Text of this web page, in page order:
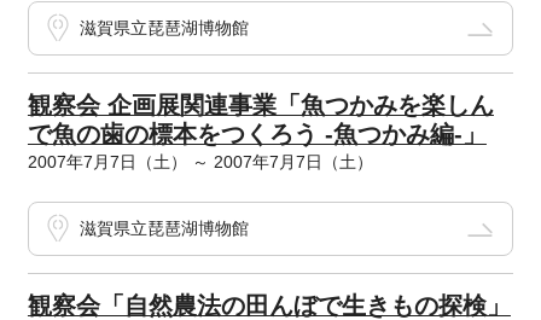
滋賀県立琵琶湖博物館
観察会 企画展関連事業「魚つかみを楽しん
で魚の歯の標本をつくろう -魚つかみ編-」
2007年7月7日（土） ～ 2007年7月7日（土）
滋賀県立琵琶湖博物館
観察会「自然農法の田んぼで生きもの探検」